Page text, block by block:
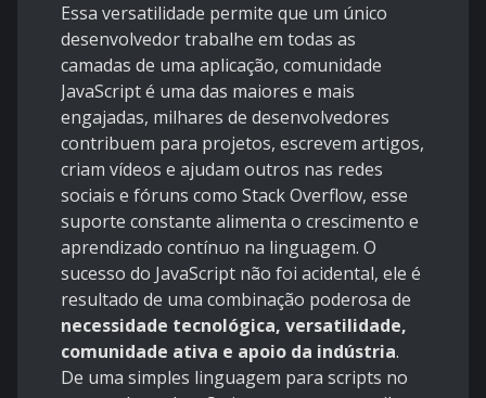
Essa versatilidade permite que um único
desenvolvedor trabalhe em todas as
camadas de uma aplicação, comunidade
JavaScript é uma das maiores e mais
engajadas, milhares de desenvolvedores
contribuem para projetos, escrevem artigos,
criam vídeos e ajudam outros nas redes
sociais e fóruns como Stack Overflow, esse
suporte constante alimenta o crescimento e
aprendizado contínuo na linguagem. O
sucesso do JavaScript não foi acidental, ele é
resultado de uma combinação poderosa de
necessidade tecnológica, versatilidade,
comunidade ativa e apoio da indústria.
De uma simples linguagem para scripts no